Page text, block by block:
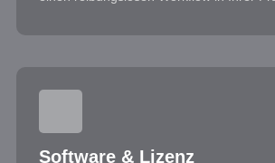
Software & Lizenz